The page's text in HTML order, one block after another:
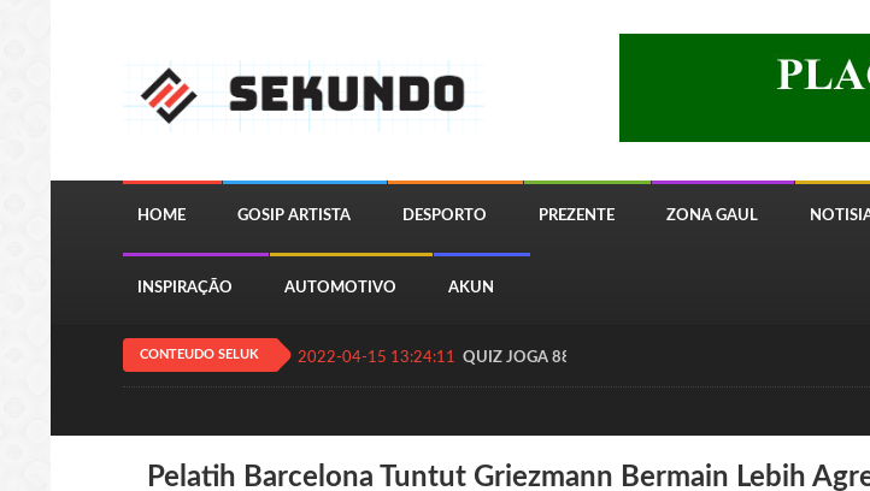
HOME GOSIP ARTISTA DESPORTO PREZENTE ZONA GAUL
INSPIRAÇÃO AUTOMOTIVO AKUN
CONTEUDO SELUK 2022-04-15 13:24:11 QUIZ JOGA 8820 Timor Telecom
Pelatih Barcelona Tuntut Griezmann Bermain Lebih